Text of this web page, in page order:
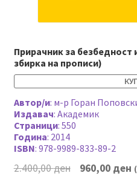
Прирачник за безбедност
збирка на прописи)
Автор/и: м-р Горан
Издавач: Академик
Страници: 550
Година: 2014
ISBN: 978-9989-833-89-2
2.400,00ден
Original
960,00 ден (